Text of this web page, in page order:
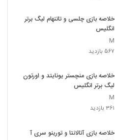
خلاصه بازی چلسی و تاتنهام لیگ برتر
انگلیس
M
۵۶۷ بازدید
خلاصه بازی منچستر یونایتد و اورتون
لیگ برتر انگلیس
M
۳۶۱ بازدید
خلاصه بازی آتالانتا و تورینو سری آ